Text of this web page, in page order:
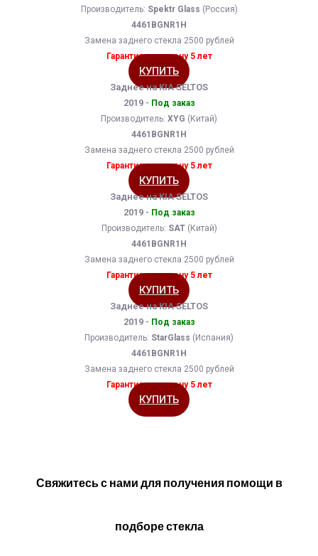
Производитель: Spektr Glass (Россия)
4461BGNR1H
Замена заднего стекла 2500 рублей
Гарантия на замену 5 лет
КУПИТЬ
Заднее на KIA SELTOS
2019 - Под заказ
Производитель: XYG (Китай)
4461BGNR1H
Замена заднего стекла 2500 рублей
Гарантия на замену 5 лет
КУПИТЬ
Заднее на KIA SELTOS
2019 - Под заказ
Производитель: SAT(Китай)
4461BGNR1H
Замена заднего стекла 2500 рублей
Гарантия на замену 5 лет
КУПИТЬ
Заднее на KIA SELTOS
2019 - Под заказ
Производитель: StarGlass (Испания)
4461BGNR1H
Замена заднего стекла 2500 рублей
Гарантия на замену 5 лет
КУПИТЬ
Свяжитесь с нами для получения помощи в
подборе стекла